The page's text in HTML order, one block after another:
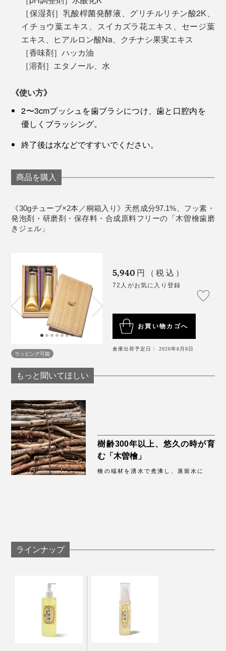
歯磨き後に余計な後味が残ることもなく、すぐにお茶や
コーヒーを飲んでも味が変わりません。
歯磨き剤としては価格がお高めですが、歯と口内の健康
を考えれば、投資価値は絶大。もう、普通の歯磨き粉に
は戻りたくない！
［保湿剤］乳酸桿菌発酵液、グリチルリチン酸2K、
イチョウ葉エキス、スイカズラ花エキス、セージ葉
エキス、ヒアルロン酸Na、クチナシ果実エキス
［香味剤］ハッカ油
［溶剤］エタノール、水
《使い方》
2〜3cmプッシュを歯ブラシにつけ、歯と口腔内を
優しくブラッシング。
終了後は水などですすいでください。
商品を購入
《30gチューブ×2本／桐箱入り》天然成分97.1%、フッ素・
発泡剤・研磨剤・保存料・合成原料フリーの「木曽檜歯磨
きジェル」
ラッピング可能
5,940 円（税込）
72人がお気に入り登録
お買い物カゴへ
倉庫出荷予定日： 2026年8月8日
もっと聞いてほしい
樹齢300年以上、悠久の時が育
む「木曽檜」
檜の端材を湧水で煮沸し、蒸留水に
ラインナップ